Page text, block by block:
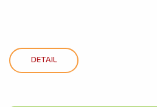
DETAIL